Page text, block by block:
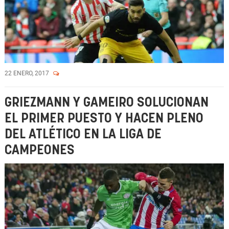
22 ENERO, 2017
GRIEZMANN Y GAMEIRO SOLUCIONAN
EL PRIMER PUESTO Y HACEN PLENO
DEL ATLÉTICO EN LA LIGA DE
CAMPEONES